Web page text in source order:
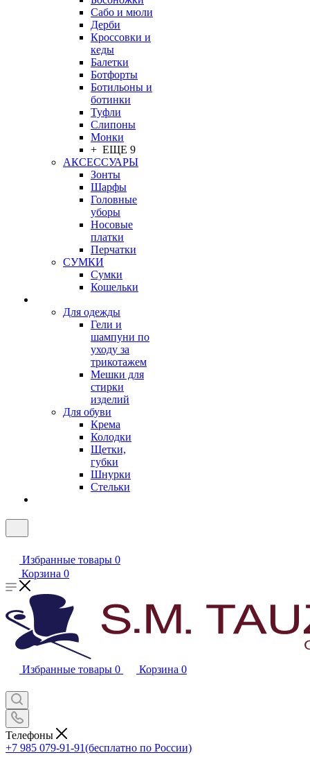
Сабо и мюли
Дерби
Кроссовки и
кеды
Балетки
Ботфорты
Ботильоны и
ботинки
Туфли
Слипоны
Монки
+ ЕЩЕ 9
АКСЕССУАРЫ
Зонты
Шарфы
Головные
уборы
Носовые
платки
Перчатки
СУМКИ
Сумки
Кошельки
Для одежды
Гели и
шампуни по
уходу за
трикотажем
Мешки для
стирки
изделий
Для обуви
Крема
Колодки
Щетки,
губки
Шнурки
Стельки
Избранные товары 0
Корзина 0
Избранные товары 0 Корзина 0
Телефоны
+7 985 079-91-91(бесплатно по России)